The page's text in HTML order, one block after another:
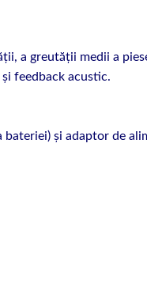
a greutății medii a
feedback acustic.
și adaptor de